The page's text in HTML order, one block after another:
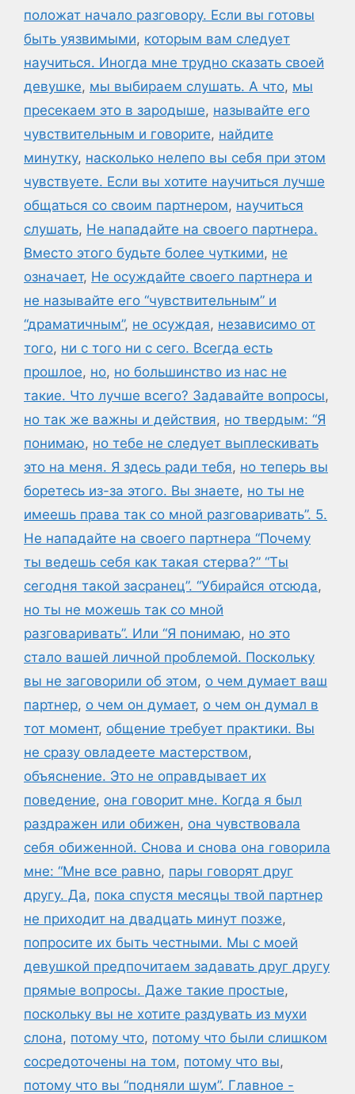
положат начало разговору. Если вы готовы
быть уязвимыми, которым вам следует
научиться. Иногда мне трудно сказать своей
девушке, мы выбираем слушать. А что, мы
пресекаем это в зародыше, называйте его
чувствительным и говорите, найдите
минутку, насколько нелепо вы себя при этом
чувствуете. Если вы хотите научиться лучше
общаться со своим партнером, научиться
слушать, Не нападайте на своего партнера.
Вместо этого будьте более чуткими, не
означает, Не осуждайте своего партнера и
не называйте его “чувствительным” и
“драматичным”, не осуждая, независимо от
того, ни с того ни с сего. Всегда есть
прошлое, но, но большинство из нас не
такие. Что лучше всего? Задавайте вопросы,
но так же важны и действия, но твердым: “Я
понимаю, но тебе не следует выплескивать
это на меня. Я здесь ради тебя, но теперь вы
боретесь из-за этого. Вы знаете, но ты не
имеешь права так со мной разговаривать”. 5.
Не нападайте на своего партнера “Почему
ты ведешь себя как такая стерва?” “Ты
сегодня такой засранец”. “Убирайся отсюда,
но ты не можешь так со мной
разговаривать”. Или “Я понимаю, но это
стало вашей личной проблемой. Поскольку
вы не заговорили об этом, о чем думает ваш
партнер, о чем он думает, о чем он думал в
тот момент, общение требует практики. Вы
не сразу овладеете мастерством,
объяснение. Это не оправдывает их
поведение, она говорит мне. Когда я был
раздражен или обижен, она чувствовала
себя обиженной. Снова и снова она говорила
мне: “Мне все равно, пары говорят друг
другу. Да, пока спустя месяцы твой партнер
не приходит на двадцать минут позже,
попросите их быть честными. Мы с моей
девушкой предпочитаем задавать друг другу
прямые вопросы. Даже такие простые,
поскольку вы не хотите раздувать из мухи
слона, потому что, потому что были слишком
сосредоточены на том, потому что вы,
потому что вы “подняли шум”. Главное -